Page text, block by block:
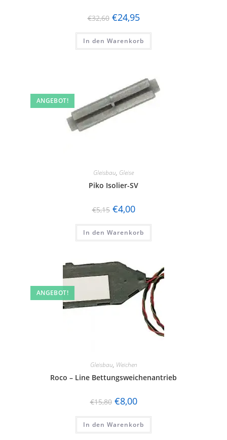
€32,60 €24,95
In den Warenkorb
ANGEBOT!
Gleisbau, Gleise
Piko Isolier-SV
€5,15 €4,00
In den Warenkorb
ANGEBOT!
Gleisbau, Weichen
Roco – Line Bettungsweichenantrieb
€15,80 €8,00
In den Warenkorb